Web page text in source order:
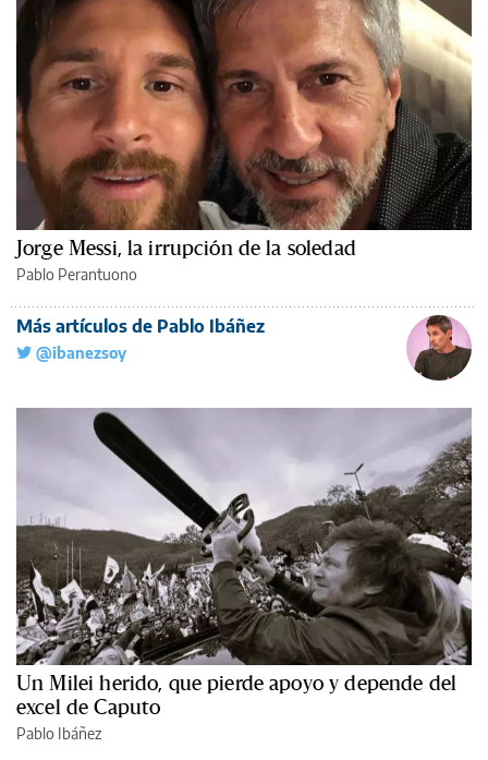
Jorge Messi, la irrupción de la soledad
Pablo Perantuono
Más artículos de Pablo Ibáñez
@ibanezsoy
Un Milei herido, que pierde apoyo y depende del
excel de Caputo
Pablo Ibáñez